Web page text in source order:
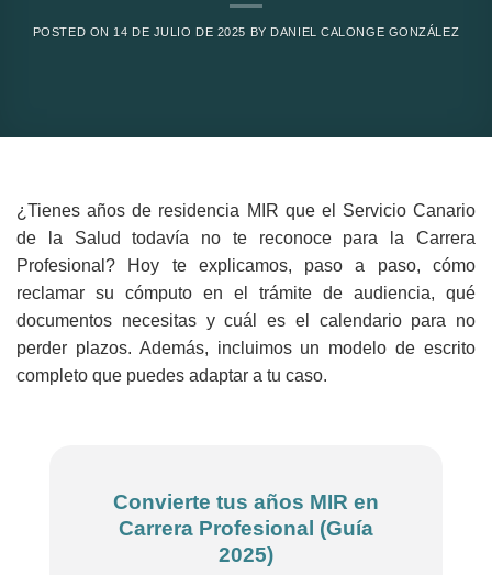
POSTED ON 14 DE JULIO DE 2025 BY DANIEL CALONGE GONZÁLEZ
¿Tienes años de residencia MIR que el Servicio Canario
de la Salud todavía no te reconoce para la Carrera
Profesional? Hoy te explicamos, paso a paso, cómo
reclamar su cómputo en el trámite de audiencia, qué
documentos necesitas y cuál es el calendario para no
perder plazos. Además, incluimos un modelo de escrito
completo que puedes adaptar a tu caso.
Convierte tus años MIR en
Carrera Profesional (Guía
2025)